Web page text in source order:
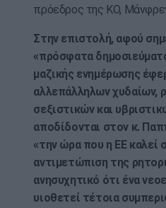
πρόεδρος της ΚΟ,
Στην επιστολή, αφού
«πρόσφατα
μαζικής ενημέρωσης
αλλεπάλληλων χυδαίων,
σεξιστικών και
αποδίδονται στον κ.
«την ώρα που η ΕΕ καλεί
αντιμετώπιση της
ανησυχητικό ότι ένα
υιοθετεί τέτοια